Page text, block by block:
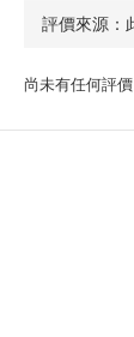
尚未有任何評價